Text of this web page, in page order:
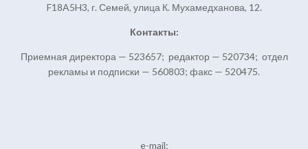
F18A5H3, г. Семей, улица К. Мухамедханова, 12.
Контакты:
Приемная директора — 523657; редактор — 520734; отдел
рекламы и подписки — 560803; факс — 520475.
e-mail: